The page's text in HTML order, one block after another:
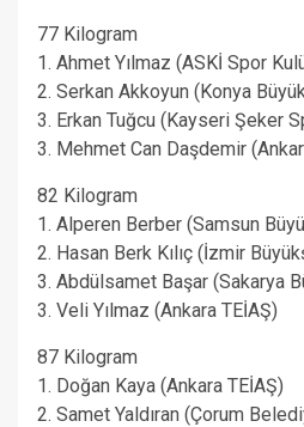
77 Kilogram
1. Ahmet Yılmaz (ASKİ Spor
2. Serkan Akkoyun (Konya
3. Erkan Tuğcu (Kayseri Şeker
3. Mehmet Can Daşdemir
82 Kilogram
1. Alperen Berber (Samsun
2. Hasan Berk Kılıç (İzmir
3. Abdülsamet Başar (Sakarya
3. Veli Yılmaz (Ankara TEİAŞ)
87 Kilogram
1. Doğan Kaya (Ankara TEİAŞ)
2. Samet Yaldıran (Çorum